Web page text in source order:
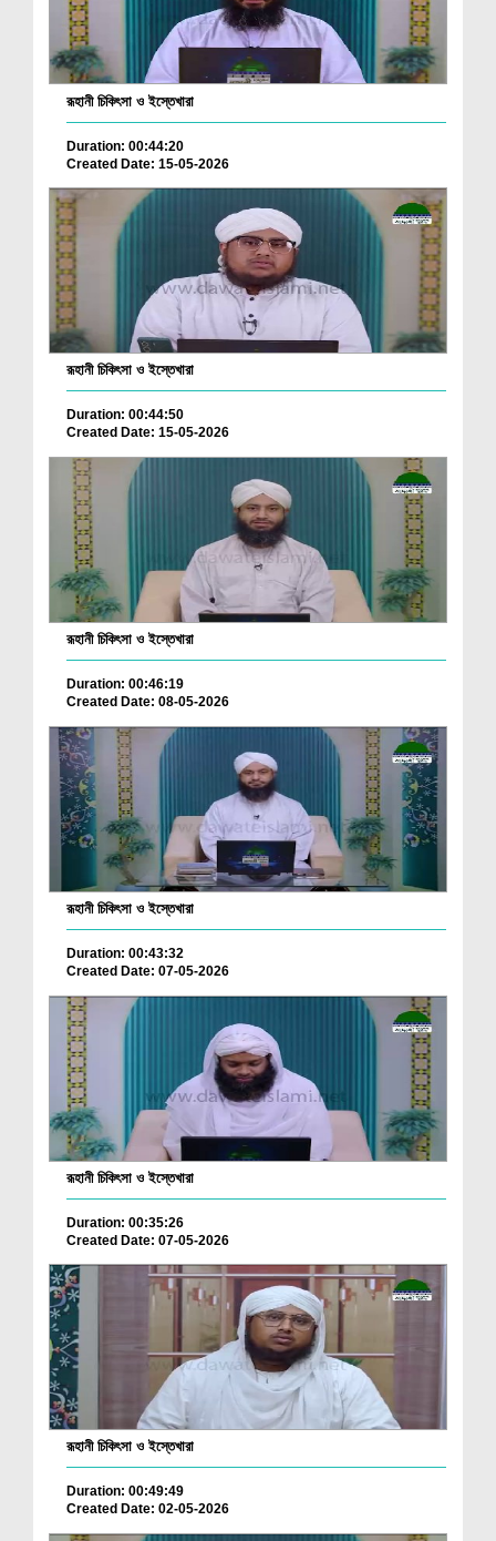
রূহানী চিকিৎসা ও ইস্তেখারা
Duration: 00:44:20
Created Date: 15-05-2026
রূহানী চিকিৎসা ও ইস্তেখারা
Duration: 00:44:50
Created Date: 15-05-2026
রূহানী চিকিৎসা ও ইস্তেখারা
Duration: 00:46:19
Created Date: 08-05-2026
রূহানী চিকিৎসা ও ইস্তেখারা
Duration: 00:43:32
Created Date: 07-05-2026
রূহানী চিকিৎসা ও ইস্তেখারা
Duration: 00:35:26
Created Date: 07-05-2026
রূহানী চিকিৎসা ও ইস্তেখারা
Duration: 00:49:49
Created Date: 02-05-2026